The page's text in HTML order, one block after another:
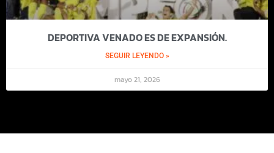
DEPORTIVA VENADO ES DE EXPANSIÓN.
SEGUIR LEYENDO »
mayo 21, 2026